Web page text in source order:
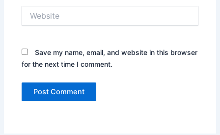
Save my name, email, and website in this browser
for the next time I comment.